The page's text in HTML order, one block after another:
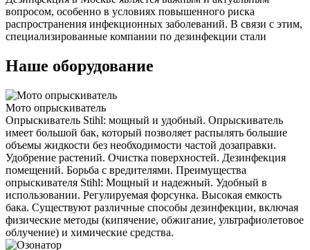
вопросом, особенно в условиях повышенного риска
распространения инфекционных заболеваний. В связи с этим,
специализированные компании по дезинфекции стали
Наше оборудование
Мото опрыскиватель
Опрыскиватель Stihl: мощный и удобный. Опрыскиватель
имеет большой бак, который позволяет распылять большие
объемы жидкости без необходимости частой дозаправки.
Удобрение растений. Очистка поверхностей. Дезинфекция
помещений. Борьба с вредителями. Преимущества
опрыскивателя Stihl: Мощный и надежный. Удобный в
использовании. Регулируемая форсунка. Высокая емкость
бака. Существуют различные способы дезинфекции, включая
физические методы (кипячение, обжигание, ультрафиолетовое
облучение) и химические средства.